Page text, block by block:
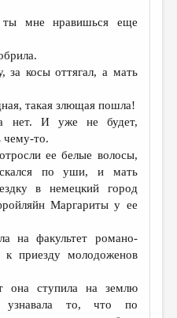
мне нравишься еще
за косы оттягал, а мать
такая злющая пошла!
нет. И уже не будет,
чему-то.
ее белые волосы,
по уши, и мать
в немецкий город
Маргариты у ее
на факультет романо-
к приезду молодоженов
она ступила на землю
узнавала то, что по